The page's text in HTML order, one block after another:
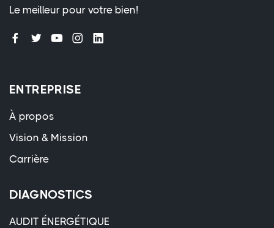
Le meilleur pour votre bien!
ENTREPRISE
À propos
Vision & Mission
Carrière
DIAGNOSTICS
AUDIT ÉNERGÉTIQUE